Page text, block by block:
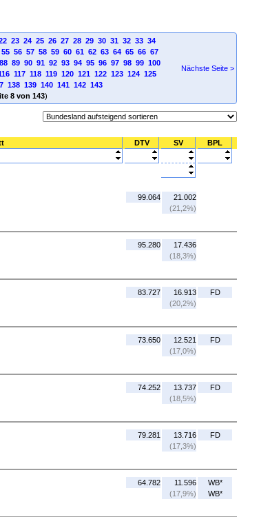
23 24 25 26 27 28 29 30 31 32 33 34
55 56 57 58 59 60 61 62 63 64 65 66 67
88 89 90 91 92 93 94 95 96 97 98 99 100
117 118 119 120 121 122 123 124 125
138 139 140 141 142 143
8 von 143)
Nächste Seite >
DTV SV BPL
99.064
21.002
(21,2%)
95.280
17.436
(18,3%)
83.727
16.913
(20,2%)
FD
73.650
12.521
(17,0%)
FD
74.252
13.737
(18,5%)
FD
79.281
13.716
(17,3%)
FD
64.782
11.596
(17,9%)
WB*
WB*